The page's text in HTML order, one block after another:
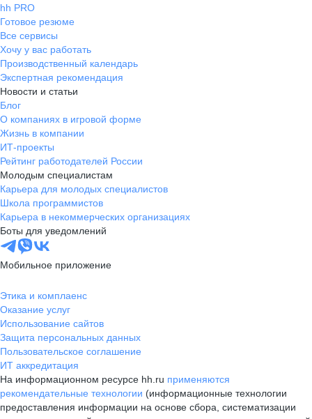
hh PRO
Готовое резюме
Все сервисы
Хочу у вас работать
Производственный календарь
Экспертная рекомендация
Новости и статьи
Блог
О компаниях в игровой форме
Жизнь в компании
ИТ-проекты
Рейтинг работодателей России
Молодым специалистам
Карьера для молодых специалистов
Школа программистов
Карьера в некоммерческих организациях
Боты для уведомлений
Мобильное приложение
Этика и комплаенс
Оказание услуг
Использование сайтов
Защита персональных данных
Пользовательское соглашение
ИТ аккредитация
На информационном ресурсе hh.ru применяются
рекомендательные технологии (информационные технологии
предоставления информации на основе сбора, систематизации